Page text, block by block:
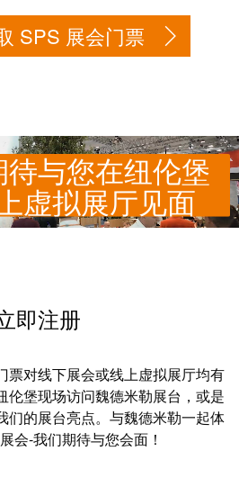
SPS 展会门票
与您在纽伦堡
虚拟展厅见面
即注册
票对线下展会或线上虚拟展厅均有
伦堡现场访问魏德米勒展台，或是
们的展台亮点。与魏德米勒一起体
会-我们期待与您会面！